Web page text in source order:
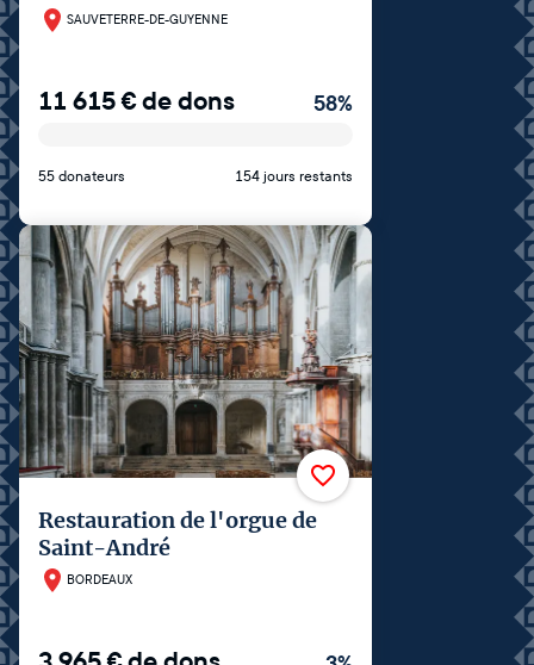
SAUVETERRE-DE-GUYENNE
11 615€de dons 58%
55 donateurs 154 jours restants
Restauration de l'orgue de
Saint-André
BORDEAUX